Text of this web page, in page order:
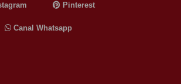
Pinterest
Canal Whatsapp